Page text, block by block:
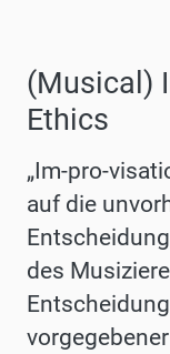
(Musical)
Ethics
„Im-pro-
auf die
des